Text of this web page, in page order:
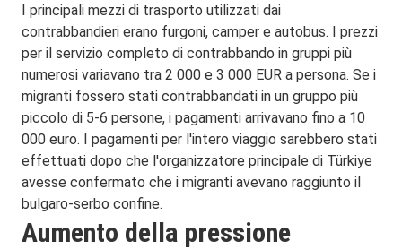
I principali mezzi di trasporto utilizzati dai
contrabbandieri erano furgoni, camper e autobus. I prezzi
per il servizio completo di contrabbando in gruppi più
numerosi variavano tra 2 000 e 3 000 EUR a persona. Se i
migranti fossero stati contrabbandati in un gruppo più
piccolo di 5-6 persone, i pagamenti arrivavano fino a 10
000 euro. I pagamenti per l'intero viaggio sarebbero stati
effettuati dopo che l'organizzatore principale di Türkiye
avesse confermato che i migranti avevano raggiunto il
bulgaro-serbo confine.
Aumento della pressione